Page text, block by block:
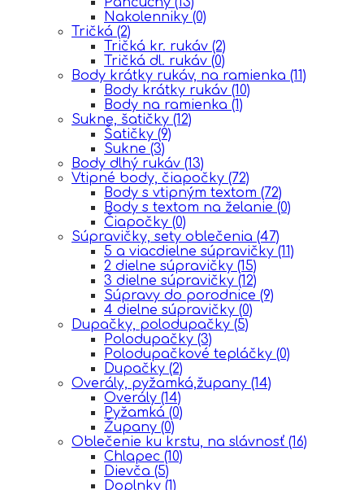
Nakolenniky (0)
Tričká (2)
Tričká kr. rukáv (2)
Tričká dl. rukáv (0)
Body krátky rukáv, na ramienka (11)
Body krátky rukáv (10)
Body na ramienka (1)
Sukne, šatičky (12)
Šatičky (9)
Sukne (3)
Body dlhý rukáv (13)
Vtipné body, čiapočky (72)
Body s vtipným textom (72)
Body s textom na želanie (0)
Čiapočky (0)
Súpravičky, sety oblečenia (47)
5 a viacdielne súpravičky (11)
2 dielne súpravičky (15)
3 dielne súpravičky (12)
Súpravy do porodnice (9)
4 dielne súpravičky (0)
Dupačky, polodupačky (5)
Polodupačky (3)
Polodupačkové tepláčky (0)
Dupačky (2)
Overály, pyžamká,župany (14)
Overály (14)
Pyžamká (0)
Župany (0)
Oblečenie ku krstu, na slávnosť (16)
Chlapec (10)
Dievča (5)
Doplnky (1)